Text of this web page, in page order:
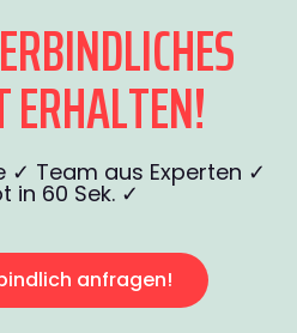
✓ Team aus Experten ✓
in 60 Sek. ✓
anfragen!